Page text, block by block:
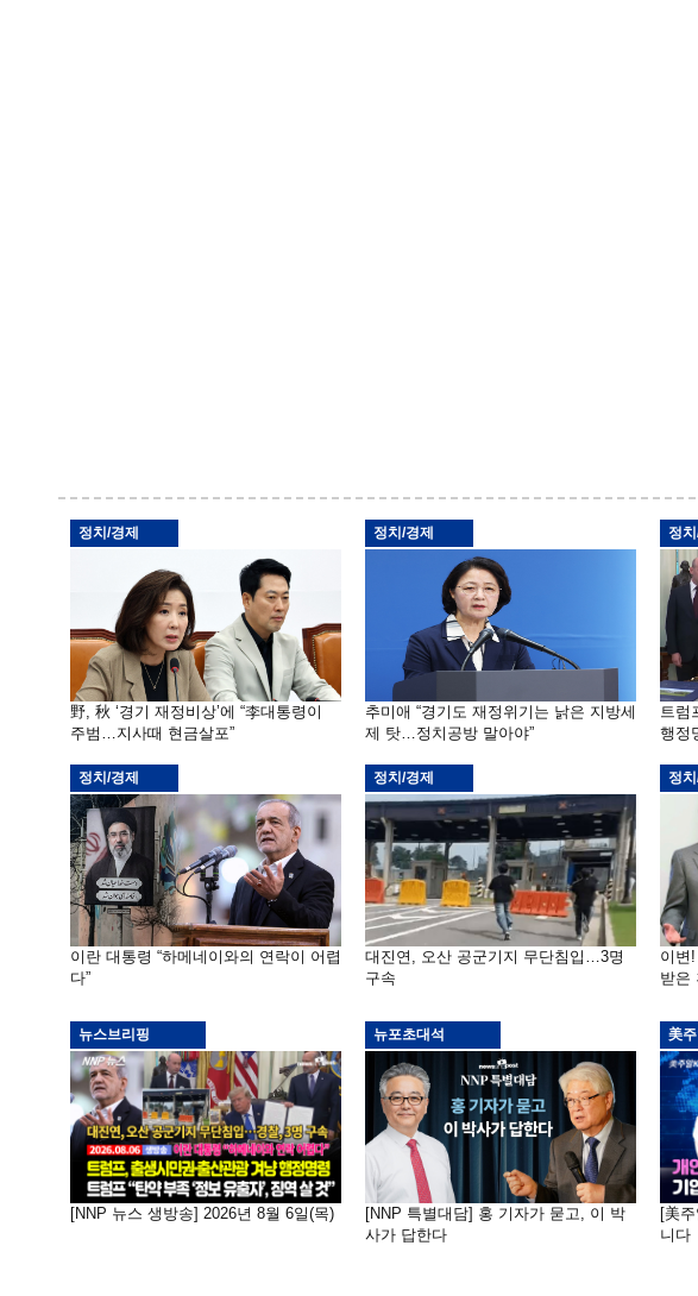
정치/경제
野, 秋 ‘경기 재정비상’에 “李대통령이
주범…지사때 현금살포”
정치/경제
추미애 “경기도 재정위기는 낡은 지방세
제 탓…정치공방 말아야”
정치
트럼
행정
정치/경제
이란 대통령 “하메네이와의 연락이 어렵
다”
정치/경제
대진연, 오산 공군기지 무단침입…3명
구속
정치
이변
받은
뉴스브리핑
[NNP 뉴스 생방송] 2026년 8월 6일(목)
뉴포초대석
[NNP 특별대담] 홍 기자가 묻고, 이 박
사가 답한다
美
[美
니다